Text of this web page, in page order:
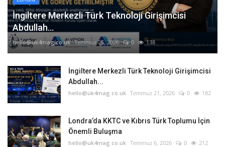
İngiltere Merkezli Türk Teknoloji Girişimcisi
Abdullah...
hello@uk4mag.co.uk Temmuz 25, 2026 0 138
İngiltere Merkezli Türk Teknoloji Girişimcisi
Abdullah...
hello@uk4mag.co.uk Temmuz 21, 2026 0 182
Londra’da KKTC ve Kıbrıs Türk Toplumu İçin
Önemli Buluşma
hello@uk4mag.co.uk Temmuz 6, 2026 0 212